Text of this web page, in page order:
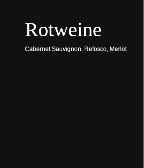
Rotweine
Cabernet Sauvignon, Refosco, Merlot